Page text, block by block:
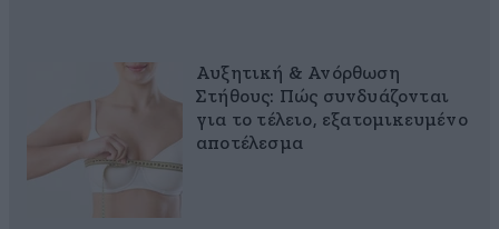
Αυξητική & Ανόρθωση
Στήθους: Πώς συνδυάζονται
για το τέλειο, εξατομικευμένο
αποτέλεσμα